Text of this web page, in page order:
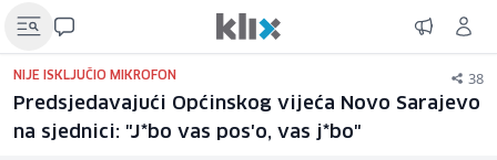
NIJE ISKLJUČIO MIKROFON 38
Predsjedavajući Općinskog vijeća Novo Sarajevo
na sjednici: "J*bo vas pos'o, vas j*bo"